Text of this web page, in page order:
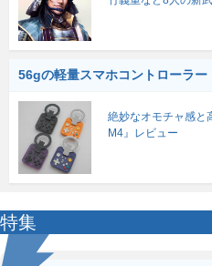
56gの軽量スマホコントローラー
絶妙なオモチャ感と
M4』レビュー
特集